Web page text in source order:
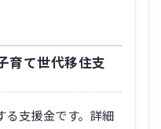
育て世代移住支
支援金です。詳細